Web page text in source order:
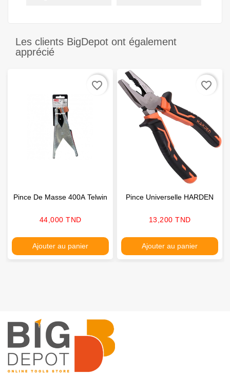
Les clients BigDepot ont également
apprécié
Pince De Masse 400A Telwin
Prix
44,000 TND
Ajouter au panier
favorite_border
Pince Universelle HARDEN
Prix
13,200 TND
Ajouter au panier
favorite_border